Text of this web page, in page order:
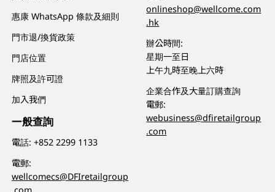
惠康 WhatsApp 條款及細則
門市退/換貨政策
門店位置
牌照及許可證
加入我們
一般查詢
電話:+852 2299 1133
電郵:
wellcomecs@DFIretailgroup
onlineshop@wellcome.com
.hk
辦公時間:
星期一至日
上午九時至晚上六時
企業合作及大量訂購查詢
電郵:
webusiness@dfiretailgroup
.com